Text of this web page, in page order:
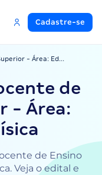
Cadastre-se
- Área: Ed...
de
- Área:
de Ensino
Veja o edital e